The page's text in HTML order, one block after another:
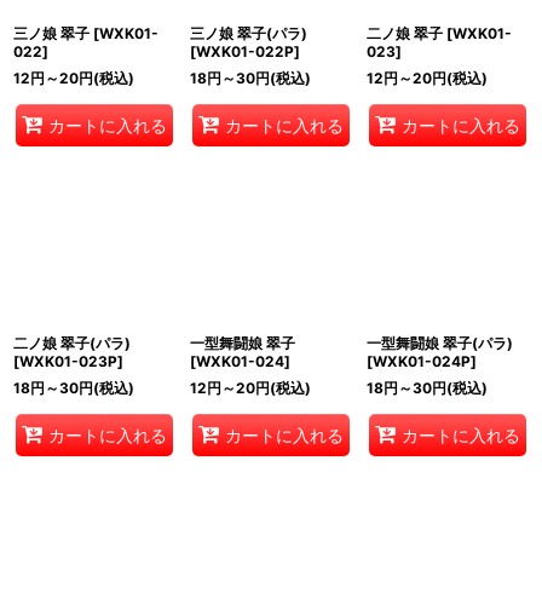
三ノ娘 翠子 [WXK01-
022]
12円 ～20円(税込)
カートに入れる
三ノ娘 翠子(パラ)
[WXK01-022P]
18円 ～30円(税込)
カートに入れる
二ノ娘 翠子 [WXK01-
023]
12円 ～20円(税込)
カートに入れる
二ノ娘 翠子(パラ)
[WXK01-023P]
18円 ～30円(税込)
カートに入れる
一型舞闘娘 翠子
[WXK01-024]
12円 ～20円(税込)
カートに入れる
一型舞闘娘 翠子(パラ)
[WXK01-024P]
18円 ～30円(税込)
カートに入れる